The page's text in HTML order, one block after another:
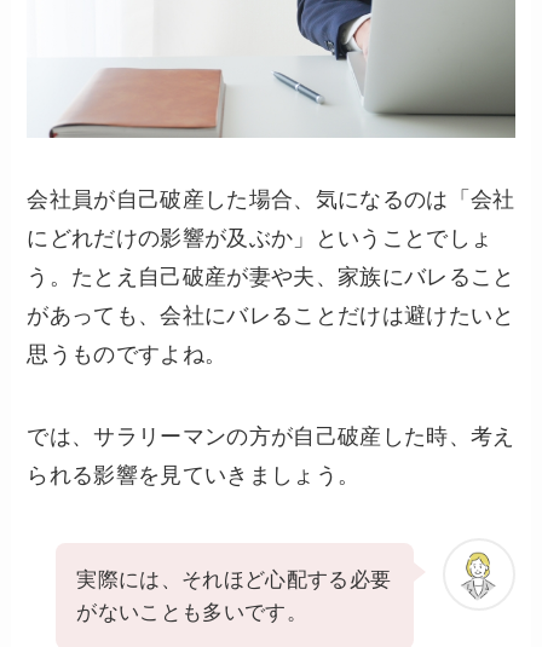
会社員が自己破産した場合、気になるのは「会社
にどれだけの影響が及ぶか」ということでしょ
う。たとえ自己破産が妻や夫、家族にバレること
があっても、会社にバレることだけは避けたいと
思うものですよね。
では、サラリーマンの方が自己破産した時、考え
られる影響を見ていきましょう。
実際には、それほど心配する必要
がないことも多いです。